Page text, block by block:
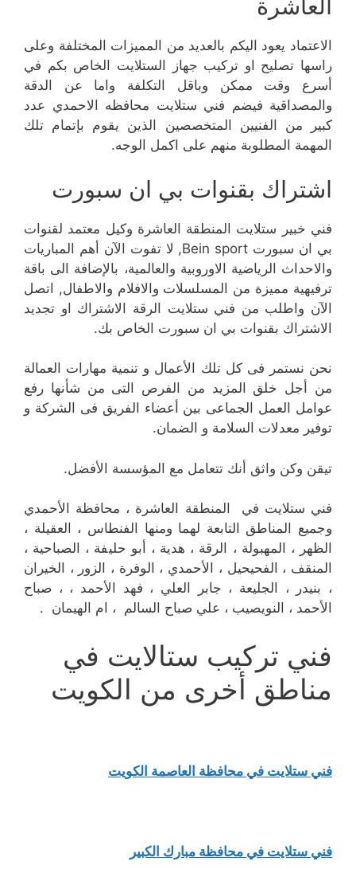
العاشرة
الاعتماد يعود اليكم بالعديد من المميزات المختلفة وعلى
راسها تصليح او تركيب جهاز الستلايت الخاص بكم في
أسرع وقت ممكن وباقل التكلفة واما عن الدقة
والمصداقية فيضم فني ستلايت محافظه الاحمدي عدد
كبير من الفنيين المتخصصين الذين يقوم بإتمام تلك
المهمة المطلوبة منهم على اكمل الوجه.
اشتراك بقنوات بي ان سبورت
فني خبير ستلايت المنطقة العاشرة وكيل معتمد لقنوات
بي ان سبورت Bein sport, لا تفوت الآن أهم المباريات
والاحداث الرياضية الاوروبية والعالمية، بالإضافة الى باقة
ترفيهية مميزة من المسلسلات والافلام والاطفال, اتصل
الآن واطلب من فني ستلايت الرقة الاشتراك او تجديد
الاشتراك بقنوات بي ان سبورت الخاص بك.
نحن نستمر فى كل تلك الأعمال و تنمية مهارات العمالة
من أجل خلق المزيد من الفرص التى من شأنها رفع
عوامل العمل الجماعى بين أعضاء الفريق فى الشركة و
توفير معدلات السلامة و الضمان.
تيقن وكن واثق أنك تتعامل مع المؤسسة الأفضل.
فني ستلايت في المنطقة العاشرة ، محافظة الأحمدي
وجميع المناطق التابعة لهما ومنها الفنطاس ، العقيلة ،
الظهر ، المهبولة ، الرقة ، هدية ، أبو حليفة ، الصباحية ،
المنقف ، الفحيحيل ، الأحمدي ، الوفرة ، الزور ، الخيران
، بنيدر ، الجليعة ، جابر العلي ، فهد الأحمد ، ، صباح
الأحمد ، النويصيب ، علي صباح السالم ، ام الهيمان .
فني تركيب ستالايت في
مناطق أخرى من الكويت
فني ستلايت في محافظة العاصمة الكويت
فني ستلايت في محافظة مبارك الكبير